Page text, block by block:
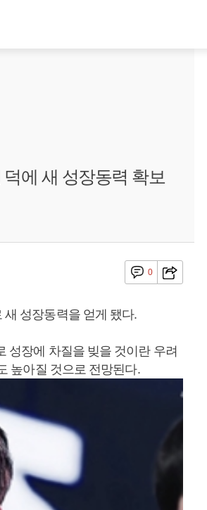
에 새 성장동력 확보
0
성장동력을 얻게 됐다.
성장에 차질을 빚을 것이란 우려
높아질 것으로 전망된다.